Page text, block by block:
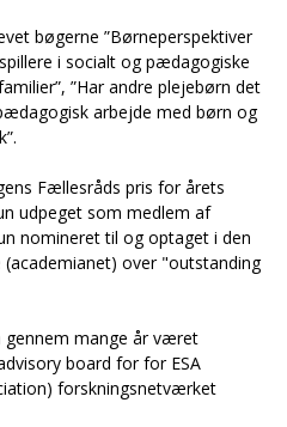
bøgerne ”Børneperspektiver
i socialt og pædagogiske
”Har andre plejebørn det
arbejde med børn og
Fællesråds pris for årets
udpeget som medlem af
nomineret til og optaget i den
over "outstanding
gennem mange år været
board for for ESA
forskningsnetværket